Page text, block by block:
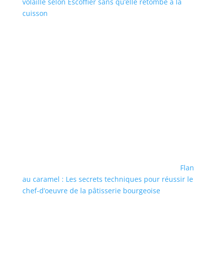
cuisson
Flan
au caramel : Les secrets techniques pour réussir le
chef-d’oeuvre de la pâtisserie bourgeoise